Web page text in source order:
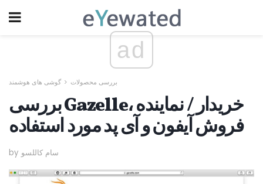
ad
بررسی محصولات گوشی های هوشمند
بررسی Gazelle، خریدار / نماینده
فروش آیفون و آی پد مورد استفاده
by سام کاللسو